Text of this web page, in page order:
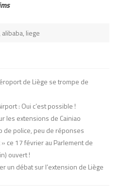
alibaba, liege
de Liège se trompe de
: Oui c’est possible !
les extensions de Cainiao
de police, peu de réponses
ce 17 février au Parlement de
ouvert !
un débat sur l’extension de Liège